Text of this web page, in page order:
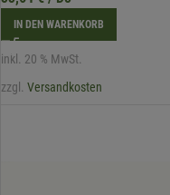
IN DEN WARENKORB
inkl. 20 % MwSt.
zzgl. Versandkosten